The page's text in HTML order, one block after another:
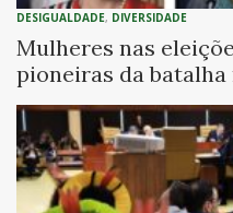
DESIGUALDADE, DIVERSIDADE
Mulheres nas
pioneiras da batalha